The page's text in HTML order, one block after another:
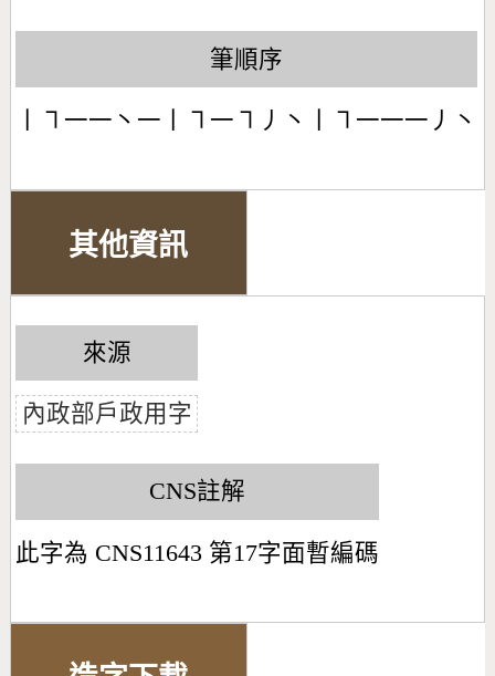
筆順序
丨㇕一一丶一丨㇕一㇕丿丶丨㇕一一一丿丶
其他資訊
來源
內政部戶政用字
CNS註解
此字為 CNS11643 第17字面暫編碼